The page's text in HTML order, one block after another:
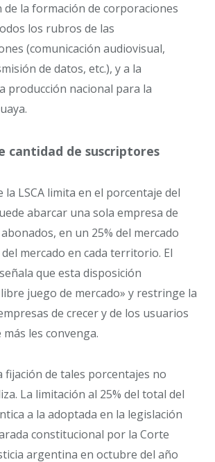
la formación de corporaciones
los rubros de las
(comunicación audiovisual,
de datos, etc.), y a la
producción nacional para la
cantidad de suscriptores
la LSCA limita en el porcentaje del
abarcar una sola empresa de
en un 25% del mercado
mercado en cada territorio. El
que esta disposición
juego de mercado» y restringe la
de crecer y de los usuarios
les convenga.
fijación de tales porcentajes no
La limitación al 25% del total del
a la adoptada en la legislación
constitucional por la Corte
argentina en octubre del año